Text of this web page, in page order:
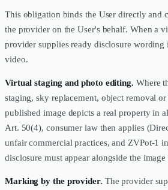
This obligation binds the User directly and
the provider on the User's behalf. When a
provider supplies ready disclosure wording
video.
Virtual staging and photo editing. Where
staging, sky replacement, object removal
published image depicts a real property in
Art. 50(4), consumer law then applies
unfair commercial practices, and ZVPot-1
disclosure must appear alongside the
Marking by the provider. The provider